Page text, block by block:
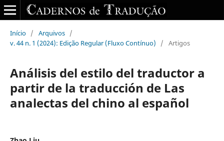
Início / Arquivos /
v. 44 n. 1 (2024): Edição Regular (Fluxo Contínuo)
/ Artigos
Análisis del estilo del traductor a
partir de la traducción de Las
analectas del chino al español